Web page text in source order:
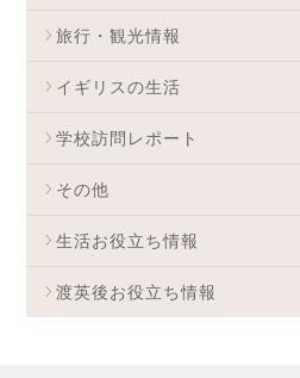
旅行・観光情報
イギリスの生活
学校訪問レポート
その他
生活お役立ち情報
渡英後お役立ち情報